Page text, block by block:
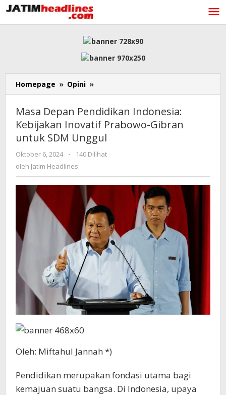
Lewati
ke
konten
Homepage » Opini »
Depan
Indonesia:
Kebijakan
Inovatif
Prabowo-
Gibran
SDM
Masa Depan Pendidikan Indonesia:
Kebijakan Inovatif Prabowo-Gibran
untuk SDM Unggul
Oktober 6, 2024
oleh
-
140 Dilihat
oleh Jatim Headlines
Oleh: Miftahul Jannah *)
Pendidikan merupakan fondasi utama bagi
kemajuan suatu bangsa. Di Indonesia, upaya